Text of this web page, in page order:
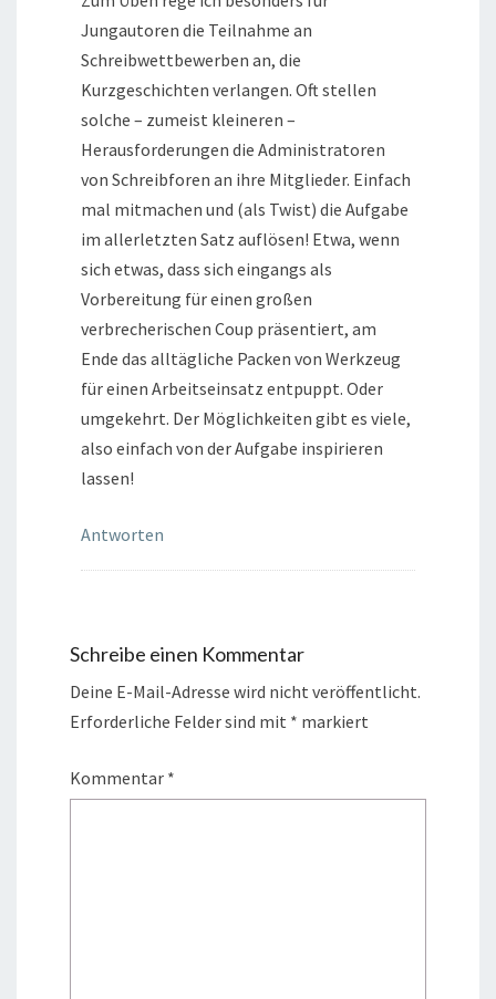
Jungautoren die Teilnahme an
Schreibwettbewerben an, die
Kurzgeschichten verlangen. Oft stellen
solche – zumeist kleineren –
Herausforderungen die Administratoren
von Schreibforen an ihre Mitglieder. Einfach
mal mitmachen und (als Twist) die Aufgabe
im allerletzten Satz auflösen! Etwa, wenn
sich etwas, dass sich eingangs als
Vorbereitung für einen großen
verbrecherischen Coup präsentiert, am
Ende das alltägliche Packen von Werkzeug
für einen Arbeitseinsatz entpuppt. Oder
umgekehrt. Der Möglichkeiten gibt es viele,
also einfach von der Aufgabe inspirieren
lassen!
Antworten
Schreibe einen Kommentar
Deine E-Mail-Adresse wird nicht veröffentlicht.
Erforderliche Felder sind mit * markiert
Kommentar *